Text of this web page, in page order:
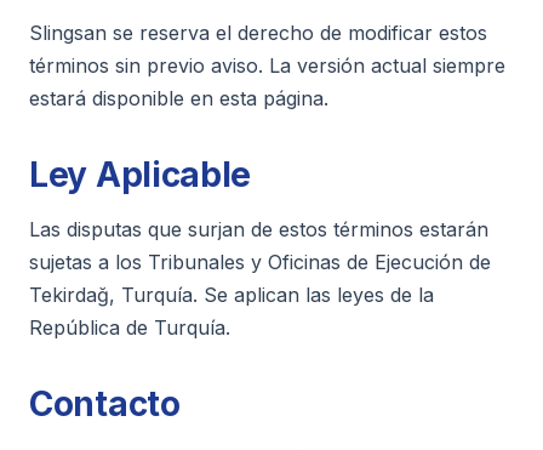
Slingsan se reserva el derecho de modificar estos
términos sin previo aviso. La versión actual siempre
estará disponible en esta página.
Ley Aplicable
Las disputas que surjan de estos términos estarán
sujetas a los Tribunales y Oficinas de Ejecución de
Tekirdağ, Turquía. Se aplican las leyes de la
República de Turquía.
Contacto